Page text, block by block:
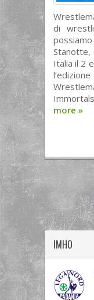
di
Stanotte,
Italia il 2
more »
IMHO